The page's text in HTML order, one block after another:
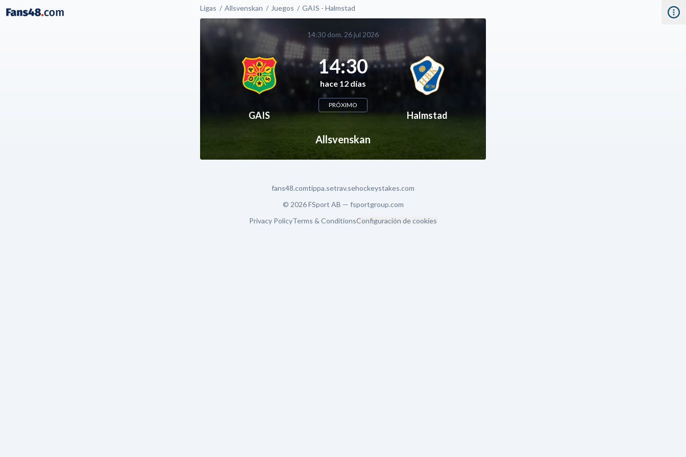
Ligas Allsvenskan Juegos GAIS - Halmstad
14:30 dom. 26 jul 2026
GAIS
14:30
hace 12 días
PRÓXIMO
Halmstad
Allsvenskan
fans48.comtippa.setrav.sehockeystakes.com
© 2026 FSport AB — fsportgroup.com
Privacy PolicyTerms & ConditionsConfiguración de cookies